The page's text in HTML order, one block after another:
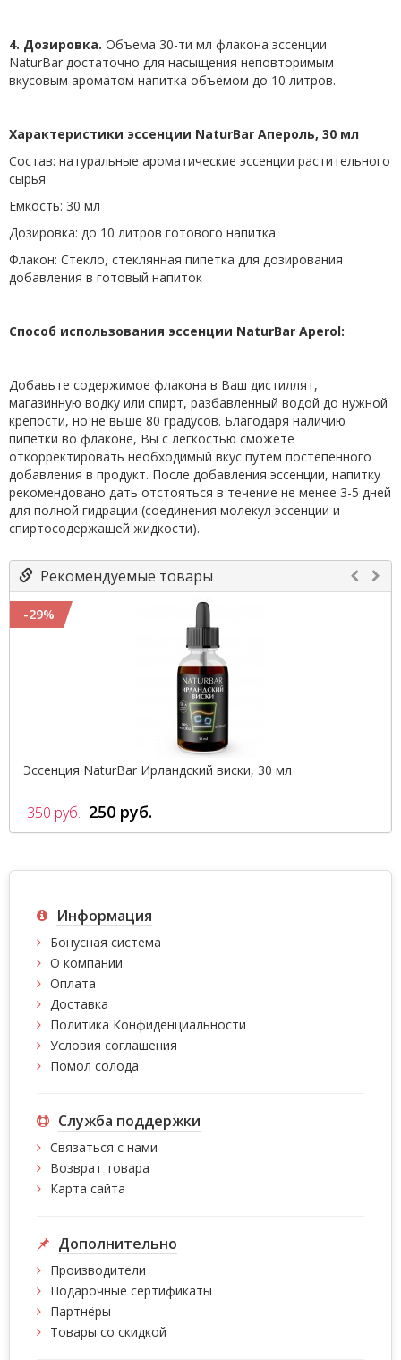
4. Дозировка. Объема 30-ти мл флакона эссенции
NaturBar достаточно для насыщения неповторимым
вкусовым ароматом напитка объемом до 10 литров.
Характеристики эссенции NaturBar Апероль, 30 мл
Состав: натуральные ароматические эссенции растительного
сырья
Емкость: 30 мл
Дозировка: до 10 литров готового напитка
Флакон: Стекло, стеклянная пипетка для дозирования
добавления в готовый напиток
Способ использования эссенции NaturBar Aperol:
Добавьте содержимое флакона в Ваш дистиллят,
магазинную водку или спирт, разбавленный водой до нужной
крепости, но не выше 80 градусов. Благодаря наличию
пипетки во флаконе, Вы с легкостью сможете
откорректировать необходимый вкус путем постепенного
добавления в продукт. После добавления эссенции, напитку
рекомендовано дать отстояться в течение не менее 3-5 дней
для полной гидрации (соединения молекул эссенции и
спиртосодержащей жидкости).
Рекомендуемые товары
-29%
Эссенция NaturBar Ирландский виски, 30 мл
350 руб. 250 руб.
Информация
Бонусная система
О компании
Оплата
Доставка
Политика Конфиденциальности
Условия соглашения
Помол солода
Служба поддержки
Связаться с нами
Возврат товара
Карта сайта
Дополнительно
Производители
Подарочные сертификаты
Партнёры
Товары со скидкой